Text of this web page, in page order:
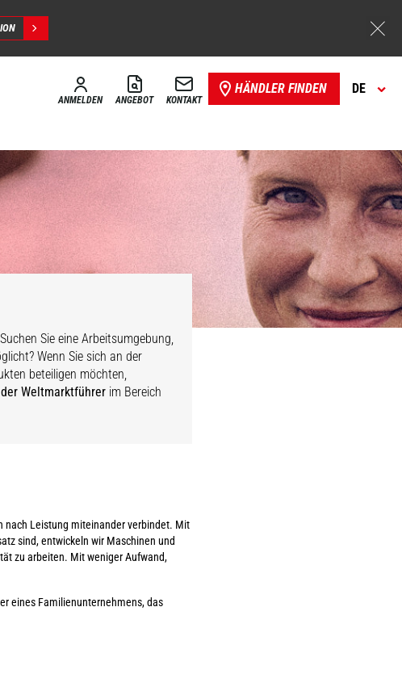
ANMELDEN ANGEBOT KONTAKT
HÄNDLER FINDEN DE
Sie eine Arbeitsumgebung,
Wenn Sie sich an der
beteiligen möchten,
Weltmarktführer im Bereich
nach Leistung miteinander verbindet. Mit
sind, entwickeln wir Maschinen und
zu arbeiten. Mit weniger Aufwand,
eines Familienunternehmens, das